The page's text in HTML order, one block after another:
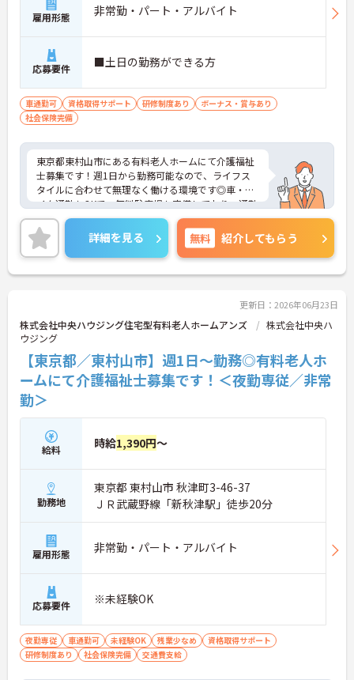
雇用形態 非常勤・パート・アルバイト
応募要件 ■土日の勤務ができる方
車通勤可 資格取得サポート 研修制度あり
ボーナス・賞与あり
社会保険完備
東京都東村山市にある有料老人ホームにて介護福祉
士募集です！週1日から勤務可能なので、ライフス
タイルに合わせて無理なく働ける環境です◎車・バ
イク通勤もOKで、無料駐車場も完備しており、通勤
しやすい点も魅力です☆
ご興味のある方には、面接対策ポイントなど、さら
に詳細をご案内しますのでお気軽にご相談くださ
い！
詳細を見る 無料 紹介してもらう
更新日：2026年06月23日
株式会社中央ハウジング住宅型有料老人ホームアンズ
株式会社中央ハ
ウジング
【東京都／東村山市】週1日～勤務◎有料老人ホ
ームにて介護福祉士募集です！＜夜勤専従／非常
勤＞
給料 時給1,390円～
勤務地
東京都 東村山市 秋津町3-46-37
ＪＲ武蔵野線「新秋津駅」徒歩20分
雇用形態 非常勤・パート・アルバイト
応募要件 ※未経験OK
夜勤専従 車通勤可 未経験OK 残業少なめ
資格取得サポート
研修制度あり
社会保険完備 交通費支給